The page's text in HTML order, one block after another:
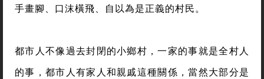
手畫腳、口沫橫飛、自以為是正義的村民。
都市人不像過去封閉的小鄉村，一家的事就是全村人
的事，都市人有家人和親戚這種關係，當然大部分是